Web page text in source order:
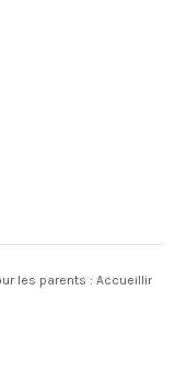
les parents : Accueillir